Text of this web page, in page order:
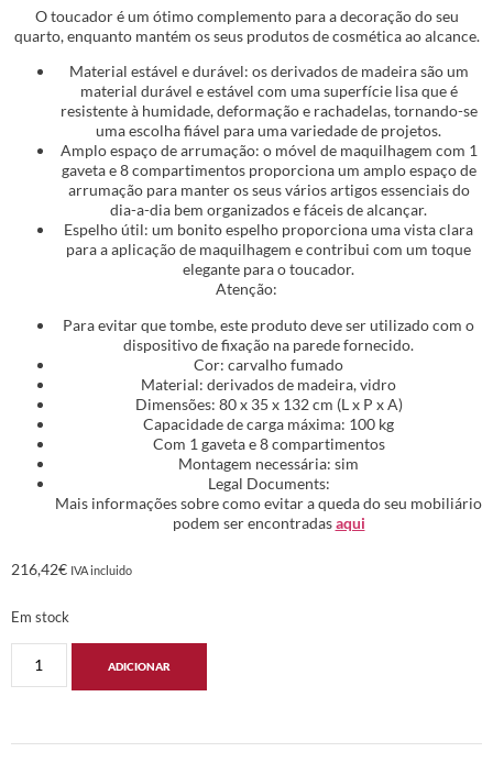
O toucador é um ótimo complemento para a decoração do seu
quarto, enquanto mantém os seus produtos de cosmética ao alcance.
Material estável e durável: os derivados de madeira são um
material durável e estável com uma superfície lisa que é
resistente à humidade, deformação e rachadelas, tornando-se
uma escolha fiável para uma variedade de projetos.
Amplo espaço de arrumação: o móvel de maquilhagem com 1
gaveta e 8 compartimentos proporciona um amplo espaço de
arrumação para manter os seus vários artigos essenciais do
dia-a-dia bem organizados e fáceis de alcançar.
Espelho útil: um bonito espelho proporciona uma vista clara
para a aplicação de maquilhagem e contribui com um toque
elegante para o toucador.
Atenção:
Para evitar que tombe, este produto deve ser utilizado com o
dispositivo de fixação na parede fornecido.
Cor: carvalho fumado
Material: derivados de madeira, vidro
Dimensões: 80 x 35 x 132 cm (L x P x A)
Capacidade de carga máxima: 100 kg
Com 1 gaveta e 8 compartimentos
Montagem necessária: sim
Legal Documents:
Mais informações sobre como evitar a queda do seu mobiliário
podem ser encontradasaqui
216,42€ IVA incluido
Em stock
ADICIONAR